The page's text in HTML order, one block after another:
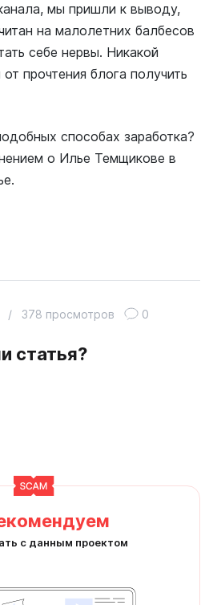
мы пришли к выводу,
на малолетних балбесов
себе нервы. Никакой
прочтения блога получить
способах заработка?
о Илье Темщикове в
статья?
/ 378 просмотров 0
с данным проектом